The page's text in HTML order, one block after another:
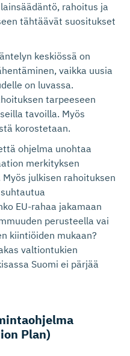
rahoitus ja
tähtäävät suositukset
keskiössä on
vaikka uusia
on luvassa.
tarpeeseen
tavoilla. Myös
korostetaan.
ohjelma unohtaa
merkityksen
julkisen rahoituksen
EU-rahaa jakamaan
perusteella vai
kiintiöiden mukaan?
valtiontukien
Suomi ei pärjää
Plan)